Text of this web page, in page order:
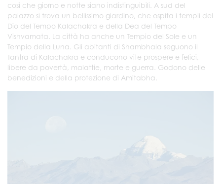
così che giorno e notte siano indistinguibili. A sud del
palazzo si trova un bellissimo giardino, che ospita i templi del
Dio del Tempo Kalachakra e della Dea del Tempo
Vishvamata. La città ha anche un Tempio del Sole e un
Tempio della Luna. Gli abitanti di Shambhala seguono il
Tantra di Kalachakra e conducono vite prospere e felici,
libere da povertà, malattie, morte e guerra. Godono delle
benedizioni e della protezione di Amitabha.